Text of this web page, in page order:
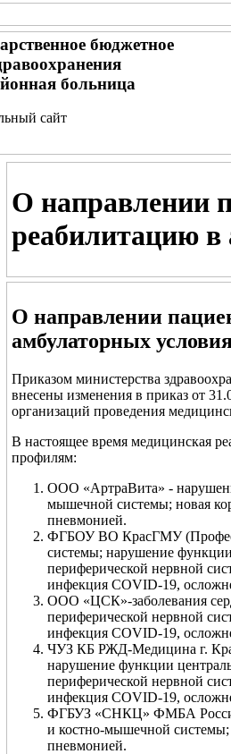
бюджетное
больница
сайт
О направлении
реабилитацию в
О направлении
амбулаторных
Приказом министерства
внесены изменения в приказ от
организаций проведения
В настоящее время медицинская
профилям:
ООО «АртраВита» -
мышечной системы; новая
пневмонией.
ФГБОУ ВО КрасГМУ
системы; нарушение
периферической нервной
инфекция COVID-19,
ООО «ЦСК»-заболевания
периферической нервной
инфекция COVID-19,
ЧУЗ КБ РЖД-Медицина г.
нарушение функции
периферической нервной
инфекция COVID-19,
ФГБУЗ «СНКЦ» ФМБА
и костно-мышечной
пневмонией.